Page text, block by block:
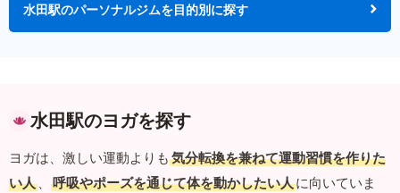
水田駅のパーソナルジムを目的別に探す
水田駅のヨガを探す
ヨガは、激しい運動よりも 気分転換を兼ねて運動習慣を作りた
い人 、 呼吸やポーズを通じて体を動かしたい人に向いていま